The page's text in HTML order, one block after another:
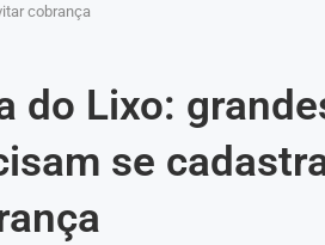
cobrança
do Lixo:
se